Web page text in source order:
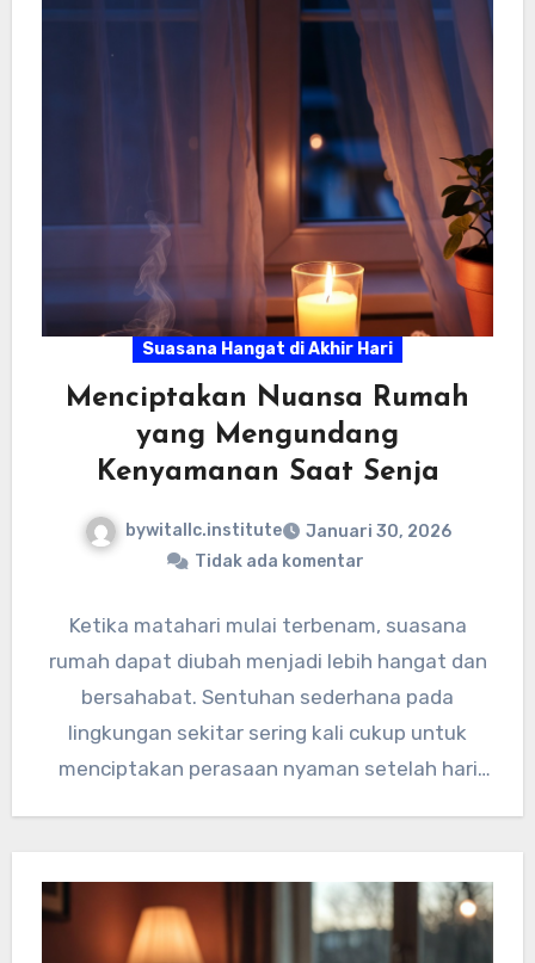
Suasana Hangat di Akhir Hari
Menciptakan Nuansa Rumah
yang Mengundang
Kenyamanan Saat Senja
bywitallc.institute
Januari 30, 2026
Tidak ada komentar
Ketika matahari mulai terbenam, suasana
rumah dapat diubah menjadi lebih hangat dan
bersahabat. Sentuhan sederhana pada
lingkungan sekitar sering kali cukup untuk
menciptakan perasaan nyaman setelah hari